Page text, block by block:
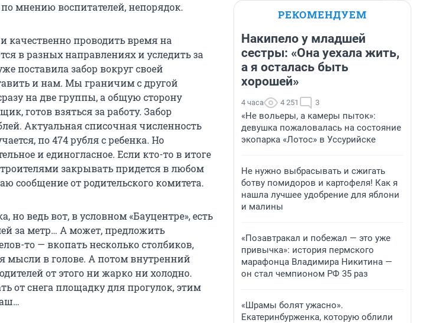
мнению воспитателей, непорядок.
качественно проводить время на
в разных направлениях и уследить за
поставила забор вокруг своей
и нам. Мы граничим с другой
на две группы, а общую сторону
готов взяться за работу. Забор
Актуальная списочная численность
по 474 рубля с ребенка. Но
и единогласное. Если кто-то в итоге
закрывать придется в любом
сообщение от родительского комитета.
но ведь вот, в условном «Бауцентре», есть
за метр… А может, предложить
то — вкопать несколько столбиков,
мысли в голове. А потом внутренний
от этого ни жарко ни холодно.
от снега площадку для прогулок, этим
РЕКОМЕНДУЕМ
Накипело у младшей
сестры: «Она уехала жить,
а я осталась быть
хорошей»
4 часа 4 251 3
«Не вольеры, а камеры пыток»:
девушка пожаловалась на состояние
экопарка «Лотос» в Уссурийске
Не нужно выбрасывать и сжигать
ботву помидоров и картофеля! Как я
нашла лучшее удобрение для яблони
и малины
«Позавтракал и побежал — это уже
привычка»: история пермского
марафонца Владимира Никитина —
он стал чемпионом РФ 35 раз
«Шрамы болят ужасно».
Екатеринбурженка, которую облили